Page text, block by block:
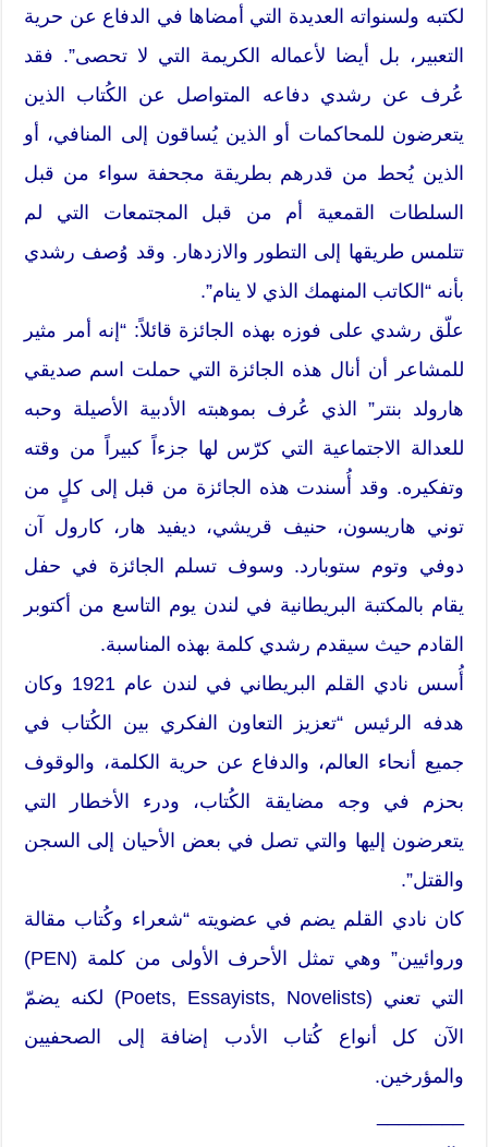
لكتبه ولسنواته العديدة التي أمضاها في الدفاع عن حرية
التعبير، بل أيضا لأعماله الكريمة التي لا تحصى”. فقد
عُرف عن رشدي دفاعه المتواصل عن الكُتاب الذين
يتعرضون للمحاكمات أو الذين يُساقون إلى المنافي، أو
الذين يُحط من قدرهم بطريقة مجحفة سواء من قبل
السلطات القمعية أم من قبل المجتمعات التي لم
تتلمس طريقها إلى التطور والازدهار. وقد وُصف رشدي
بأنه “الكاتب المنهمك الذي لا ينام”.
علّق رشدي على فوزه بهذه الجائزة قائلاً: “إنه أمر مثير
للمشاعر أن أنال هذه الجائزة التي حملت اسم صديقي
هارولد بنتر” الذي عُرف بموهبته الأدبية الأصيلة وحبه
للعدالة الاجتماعية التي كرّس لها جزءاً كبيراً من وقته
وتفكيره. وقد أُسندت هذه الجائزة من قبل إلى كلٍ من
توني هاريسون، حنيف قريشي، ديفيد هار، كارول آن
دوفي وتوم ستوبارد. وسوف تسلم الجائزة في حفل
يقام بالمكتبة البريطانية في لندن يوم التاسع من أكتوبر
القادم حيث سيقدم رشدي كلمة بهذه المناسبة.
أُسس نادي القلم البريطاني في لندن عام 1921 وكان
هدفه الرئيس “تعزيز التعاون الفكري بين الكُتاب في
جميع أنحاء العالم، والدفاع عن حرية الكلمة، والوقوف
بحزم في وجه مضايقة الكُتاب، ودرء الأخطار التي
يتعرضون إليها والتي تصل في بعض الأحيان إلى السجن
والقتل”.
كان نادي القلم يضم في عضويته “شعراء وكُتاب مقالة
وروائيين” وهي تمثل الأحرف الأولى من كلمة (PEN)
التي تعني (Poets, Essayists, Novelists) لكنه يضمّ
الآن كل أنواع كُتاب الأدب إضافة إلى الصحفيين
والمؤرخين.